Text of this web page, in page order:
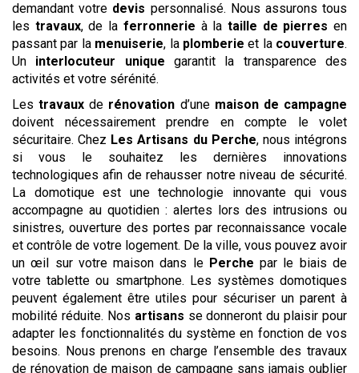
demandant votre devis personnalisé. Nous assurons tous
les travaux, de la ferronnerie à la taille de pierres en
passant par la menuiserie, la plomberie et la couverture.
Un interlocuteur unique garantit la transparence des
activités et votre sérénité.
Lestravaux de rénovation d’une maison de campagne
doivent nécessairement prendre en compte le volet
sécuritaire. Chez Les Artisans du Perche, nous intégrons
si vous le souhaitez les dernières innovations
technologiques afin de rehausser notre niveau de sécurité.
La domotique est une technologie innovante qui vous
accompagne au quotidien : alertes lors des intrusions ou
sinistres, ouverture des portes par reconnaissance vocale
et contrôle de votre logement. De la ville, vous pouvez avoir
un œil sur votre maison dans le Perche par le biais de
votre tablette ou smartphone. Les systèmes domotiques
peuvent également être utiles pour sécuriser un parent à
mobilité réduite. Nos artisans se donneront du plaisir pour
adapter les fonctionnalités du système en fonction de vos
besoins. Nous prenons en charge l’ensemble des travaux
de rénovation de maison de campagne sans jamais oublier